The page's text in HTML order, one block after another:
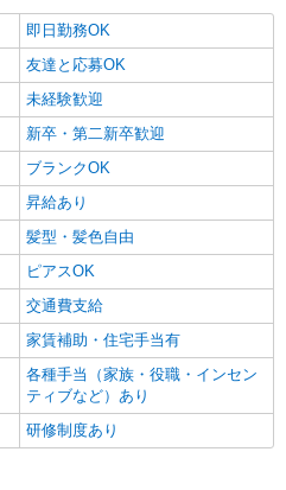
即日勤務OK
友達と応募OK
未経験歓迎
新卒・第二新卒歓迎
ブランクOK
昇給あり
髪型・髪色自由
ピアスOK
交通費支給
家賃補助・住宅手当有
各種手当（家族・役職・インセン
ティブなど）あり
研修制度あり